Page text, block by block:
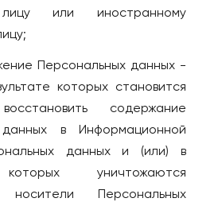
лицу или иностранному
Персональных данных -
которых становится
содержание
данных в Информационной
данных и (или) в
уничтожаются
носители Персональных